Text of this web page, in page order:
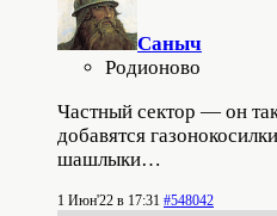
Саныч
Родионово
Частный сектор — он
добавятся
шашлыки…
1 Июн'22 в 17:31 #548042